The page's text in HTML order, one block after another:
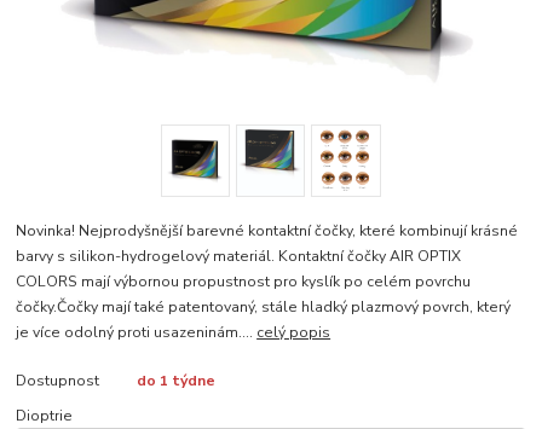
Novinka! Nejprodyšnější barevné kontaktní čočky, které kombinují krásné
barvy s silikon-hydrogelový materiál. Kontaktní čočky AIR OPTIX
COLORS mají výbornou propustnost pro kyslík po celém povrchu
čočky.Čočky mají také patentovaný, stále hladký plazmový povrch, který
je více odolný proti usazeninám.... celý popis
Dostupnost
do 1 týdne
Dioptrie